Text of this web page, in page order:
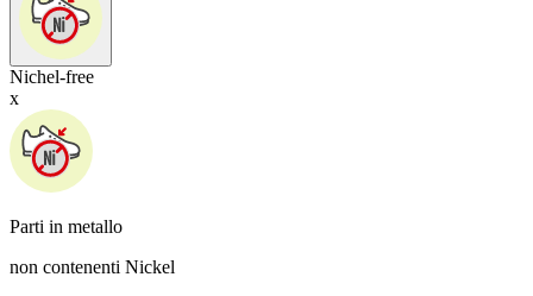
Nichel-free
x
Parti in metallo
non contenenti Nickel